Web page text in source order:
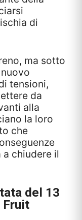
di
ma sotto
tensioni,
da
alla
la loro
che
a chiudere il
del 13
Fruit